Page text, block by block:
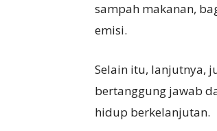
sampah makanan,
emisi.
Selain itu, lanjutnya,
bertanggung jawab
hidup berkelanjutan.